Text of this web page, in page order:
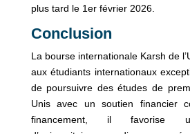
plus tard le 1er février 2026.
Conclusion
La bourse internationale Karsh de
aux étudiants internationaux
de poursuivre des études de
Unis avec un soutien financier
financement, il favorise